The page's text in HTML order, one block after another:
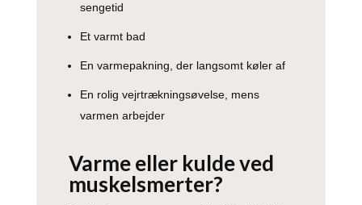
sengetid
Et varmt bad
En varmepakning, der langsomt køler af
En rolig vejrtrækningsøvelse, mens
varmen arbejder
Varme eller kulde ved
muskelsmerter?